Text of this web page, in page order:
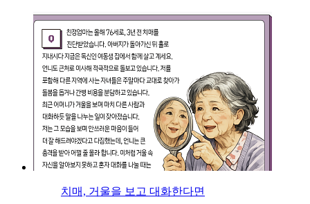
치매, 거울을 보고 대화한다면